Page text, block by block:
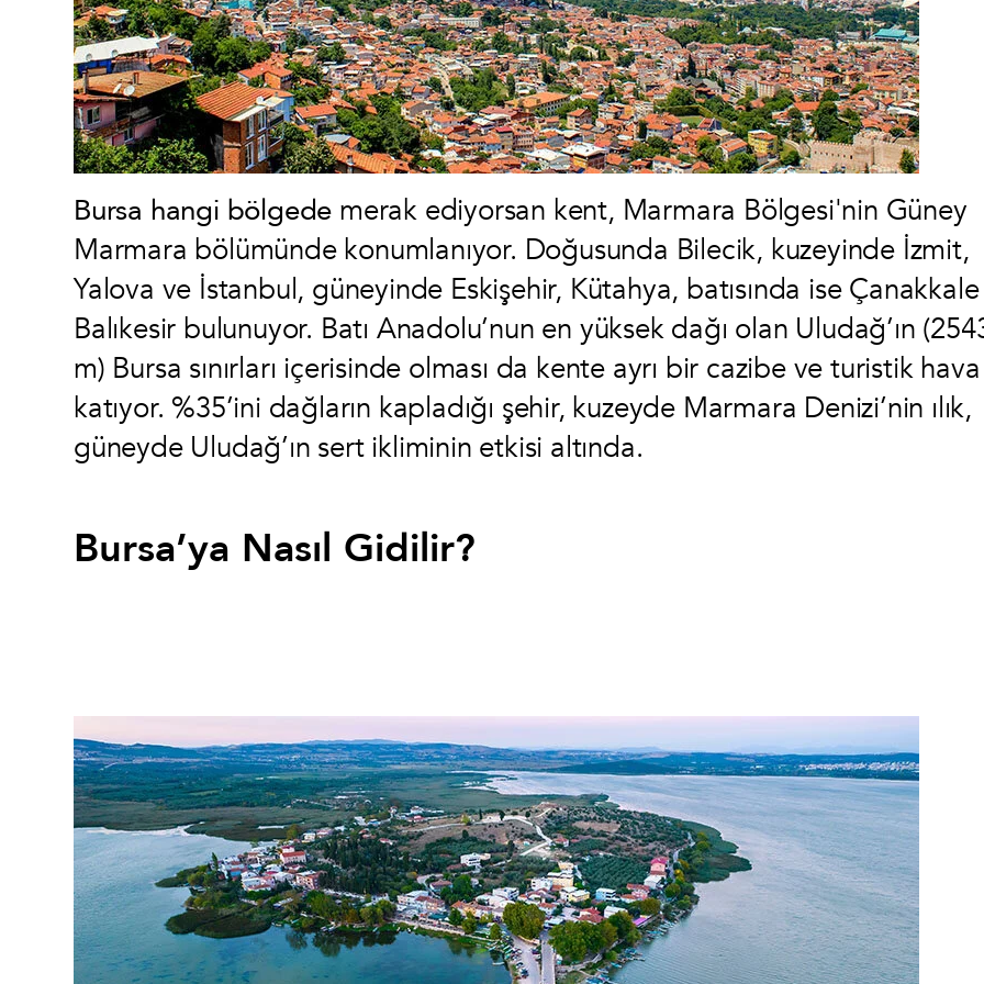
Bursa hangi bölgede merak ediyorsan kent, Marmara Bölgesi'nin Güney
Marmara bölümünde konumlanıyor. Doğusunda Bilecik, kuzeyinde İzmit,
Yalova ve İstanbul, güneyinde Eskişehir, Kütahya, batısında ise
Balıkesir bulunuyor. Batı Anadolu’nun en yüksek dağı olan Uludağ’ın
m) Bursa sınırları içerisinde olması da kente ayrı bir cazibe ve turistik hava
katıyor. %35’ini dağların kapladığı şehir, kuzeyde Marmara Denizi’nin ılık,
güneyde Uludağ’ın sert ikliminin etkisi altında.
Bursa’ya Nasıl Gidilir?